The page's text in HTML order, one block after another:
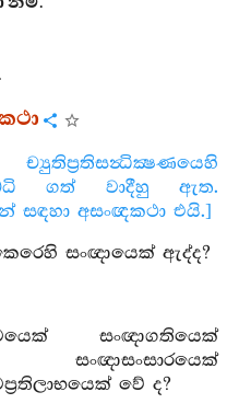
ගත් වාදීහු ඇත.
සඳහා අසංඥකථා එයි.]
සංඥායෙක් ඇද්ද?
සංඥාගතියෙක්
සංඥාසංසාරයෙක්
වේ ද?